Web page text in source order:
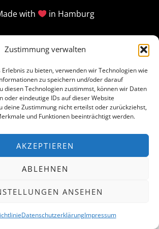
Zustimmung verwalten
zu bieten, verwenden wir Technologien wie
zu speichern und/oder darauf
diesen Technologien zustimmst, können wir Daten
oder eindeutige IDs auf dieser Website
deine Zustimmung nicht erteilst oder zurückziehst,
und Funktionen beeinträchtigt werden.
AKZEPTIEREN
ABLEHNEN
ANSEHEN
DatenschutzerklärungImpressum
with in Hamburg